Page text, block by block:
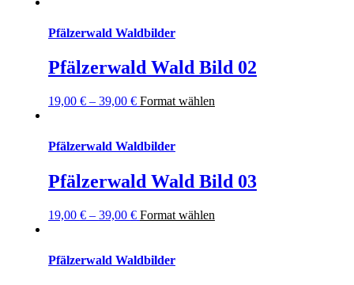
Pfälzerwald Waldbilder
Pfälzerwald Wald Bild 02
19,00 €– 39,00 € Format wählen
Pfälzerwald Waldbilder
Pfälzerwald Wald Bild 03
19,00 €– 39,00 € Format wählen
Pfälzerwald Waldbilder